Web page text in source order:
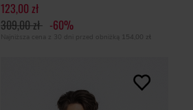
123,00 zł
309,00 zł -60%
Najniższa cena z 30 dni przed obniżką 154,00 zł